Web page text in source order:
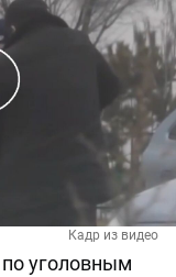
Кадр из видео
уголовным